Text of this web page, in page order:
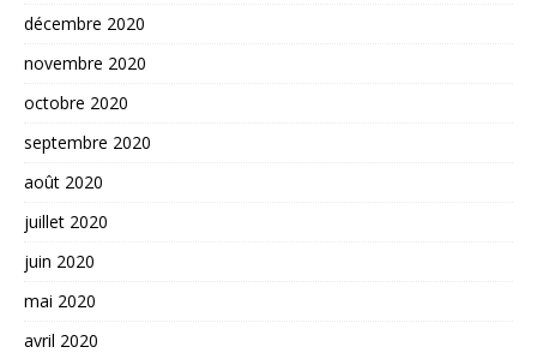
décembre 2020
novembre 2020
octobre 2020
septembre 2020
août 2020
juillet 2020
juin 2020
mai 2020
avril 2020